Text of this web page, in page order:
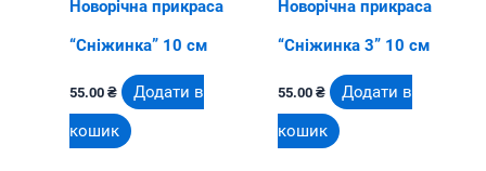
Новорічна прикраса
“Сніжинка” 10 см
55.00 ₴
Додати в
кошик
Новорічна прикраса
“Сніжинка 3” 10 см
55.00 ₴
Додати в
кошик